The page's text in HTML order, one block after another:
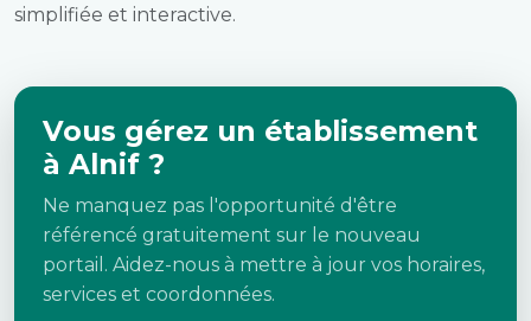
simplifiée et interactive.
Vous gérez un établissement
à Alnif ?
Ne manquez pas l'opportunité d'être
référencé gratuitement sur le nouveau
portail. Aidez-nous à mettre à jour vos horaires,
services et coordonnées.